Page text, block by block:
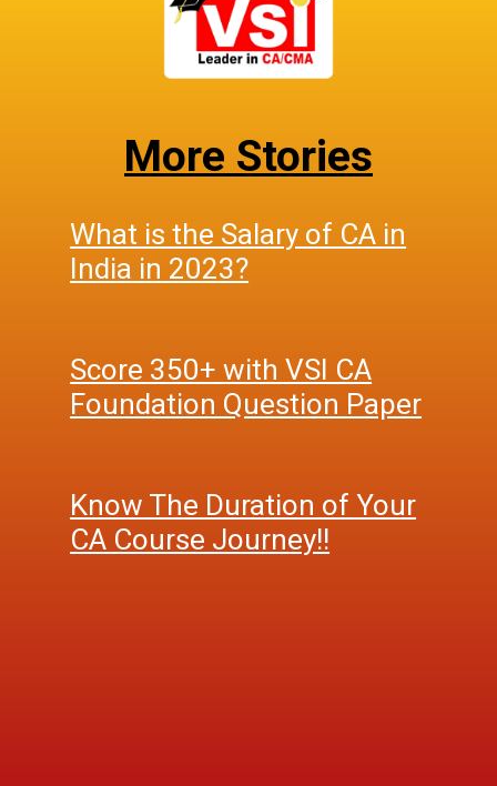
What is the Salary of CA in
India in 2023?
Score 350+ with VSI CA
Foundation Question Paper
Know The Duration of Your
CA Course Journey!!
More Stories